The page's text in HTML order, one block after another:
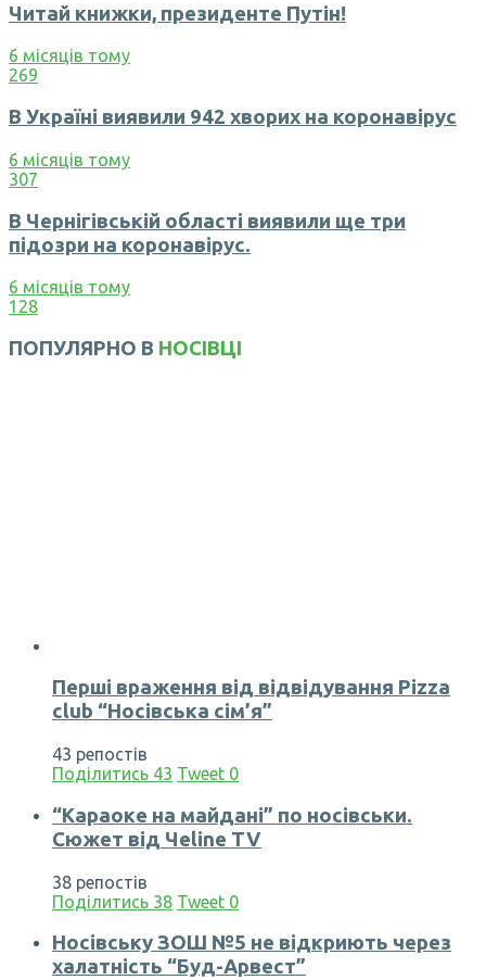
Читай книжки, президенте Путін!
6 місяців тому
269
В Україні виявили 942 хворих на коронавірус
6 місяців тому
307
В Чернігівській області виявили ще три
підозри на коронавірус.
6 місяців тому
128
ПОПУЛЯРНО В НОСІВЦІ
Перші враження від відвідування Pizza
club “Носівська сім’я”
43 репостів
Поділитись 43 Tweet 0
“Караоке на майдані” по носівськи.
Сюжет від Чеline TV
38 репостів
Поділитись 38 Tweet 0
Носівську ЗОШ №5 не відкриють через
халатність “Буд-Арвест”